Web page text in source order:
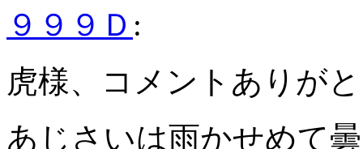
９９９Ｄ :
虎様、コメントありが
あじさいは雨かせめて